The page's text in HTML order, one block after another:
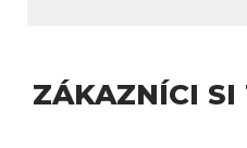
ZÁKAZNÍCI